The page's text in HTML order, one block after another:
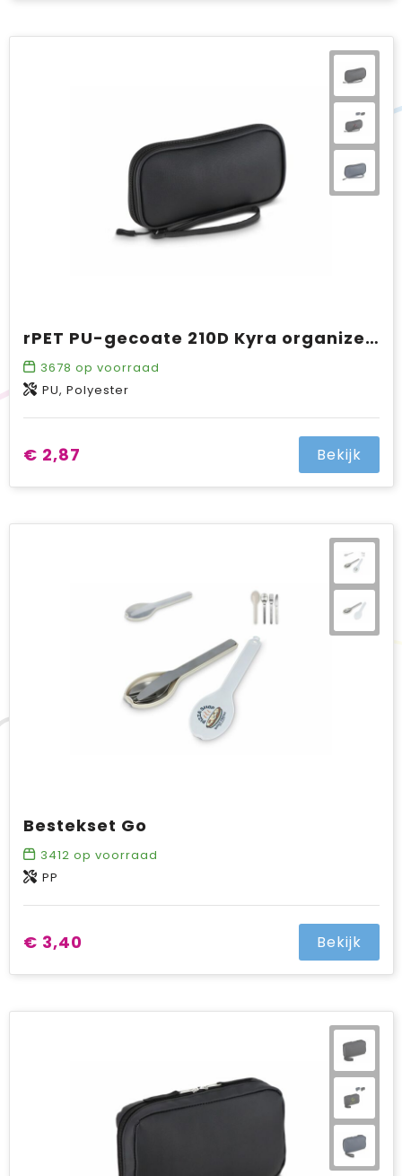
rPET PU-gecoate 210D Kyra organizer tas 20 x 11.5 x 2 cm
3678 op voorraad
PU, Polyester
€ 2,87 Bekijk
Bestekset Go
3412 op voorraad
PP
€ 3,40 Bekijk